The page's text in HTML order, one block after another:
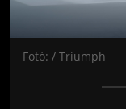
Fotó: / Triumph